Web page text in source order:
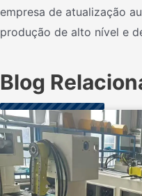
empresa de atualização
produção de alto nível e
Blog